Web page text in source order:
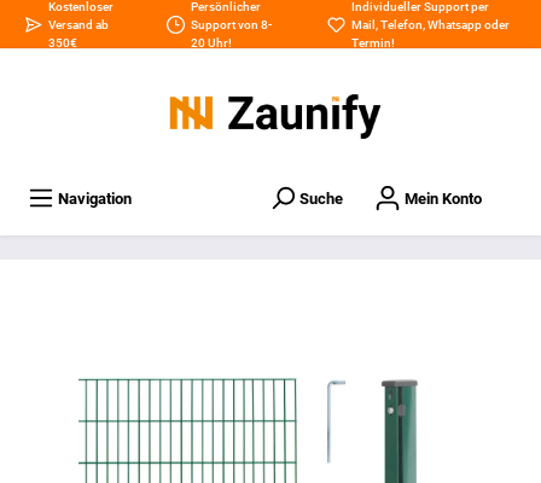
Kostenloser
Versand ab
350€
Persönlicher
Support von 8-
20 Uhr!
Individueller Support per
Mail,Telefon,Whatsappoder
Termin!
Navigation Suche Mein Konto